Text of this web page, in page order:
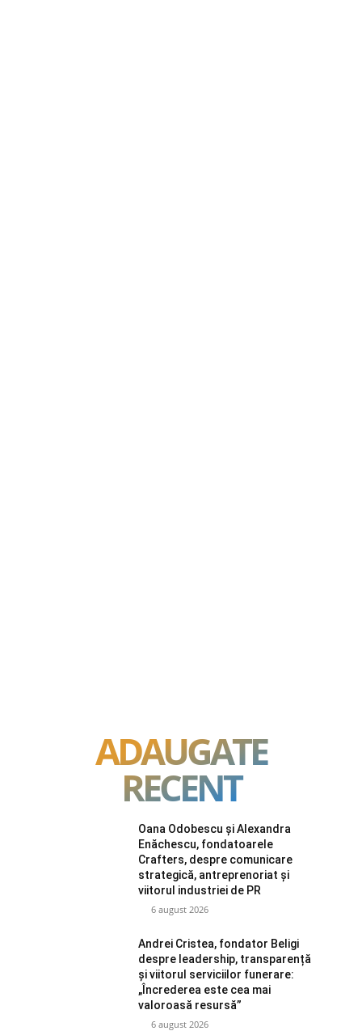
ADAUGATE
RECENT
Oana Odobescu și Alexandra
Enăchescu, fondatoarele
Crafters, despre comunicare
strategică, antreprenoriat și
viitorul industriei de PR
6 august 2026
Andrei Cristea, fondator Beligi
despre leadership, transparență
și viitorul serviciilor funerare:
„Încrederea este cea mai
valoroasă resursă”
6 august 2026